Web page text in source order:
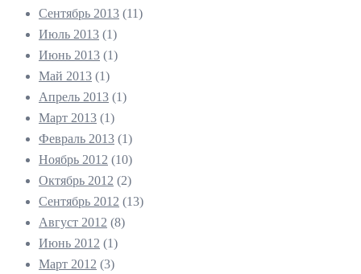
Сентябрь 2013 (11)
Июль 2013 (1)
Июнь 2013 (1)
Май 2013 (1)
Апрель 2013 (1)
Март 2013 (1)
Февраль 2013 (1)
Ноябрь 2012 (10)
Октябрь 2012 (2)
Сентябрь 2012 (13)
Август 2012 (8)
Июнь 2012 (1)
Март 2012 (3)